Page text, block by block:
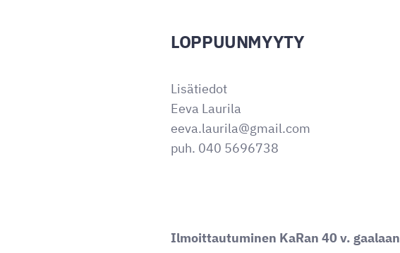
LOPPUUNMYYTY
Lisätiedot
Eeva Laurila
eeva.laurila@gmail.com
puh. 040 5696738
Ilmoittautuminen KaRan 40 v. gaalaan